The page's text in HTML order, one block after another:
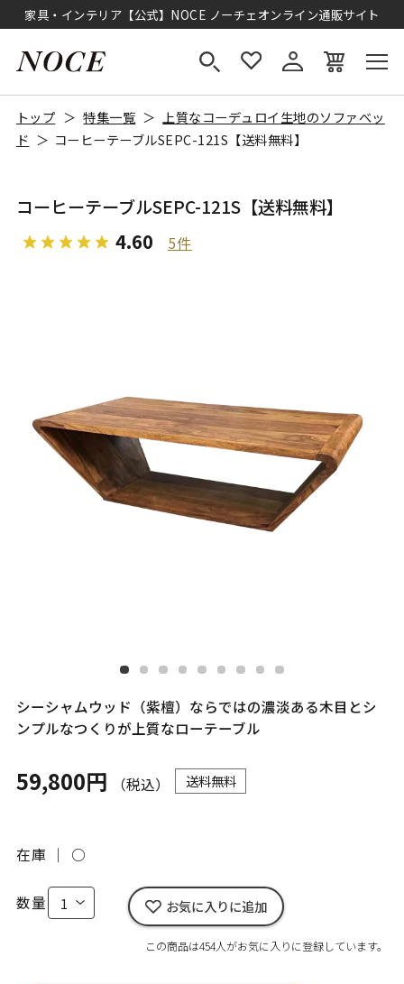
家具・インテリア【公式】NOCE ノーチェオンライン通販サイト
トップ 特集一覧
上質なコーデュロイ生地のソファべッ
ド
コーヒーテーブルSEPC-121S【送料無料】
コーヒーテーブルSEPC-121S【送料無料】
4.60 5件
シーシャムウッド（紫檀）ならではの濃淡ある木目とシ
ンプルなつくりが上質なローテーブル
59,800円 （税込） 送料無料
在庫 ｜ ○
数量 お気に入りに追加
この商品は454人がお気に入りに登録しています。